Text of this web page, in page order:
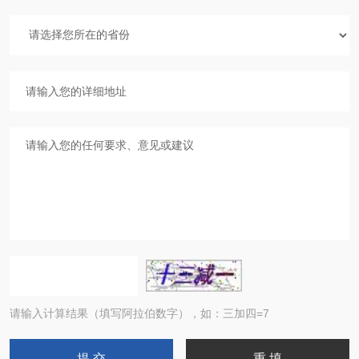
请输入计算结果（填写阿拉伯数字），如：三加四=7